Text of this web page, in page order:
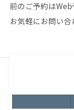
前のご予約はWeb
お気軽にお問い合